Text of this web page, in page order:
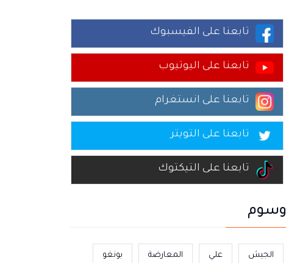
تابعنا على الفيسبوك
تابعنا على اليوتيوب
تابعنا على انستغرام
تابعنا على التويتر
تابعنا على التيكتوك
وسوم
الجيش علي المعارضة بونغو